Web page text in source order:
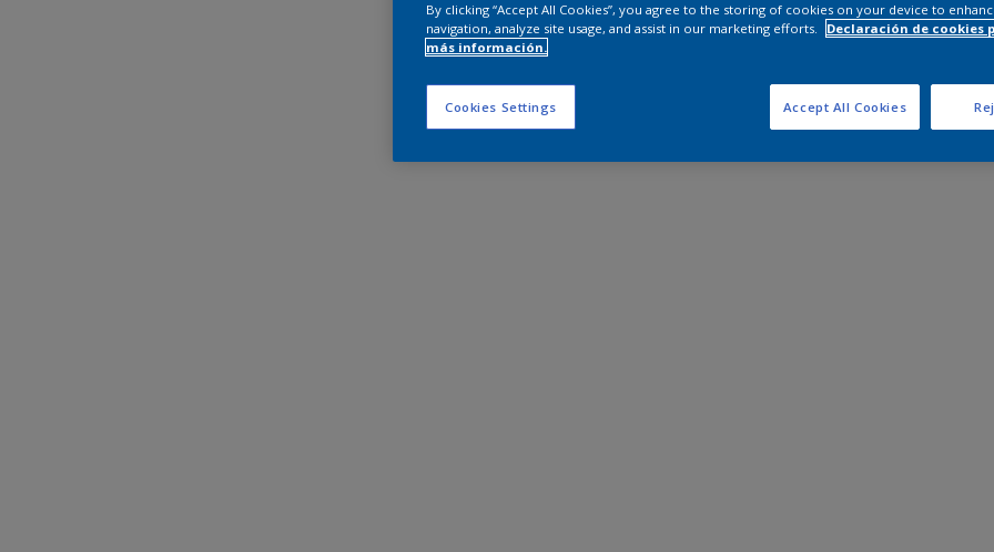
By clicking “Accept All Cookies”, you agree to the storing of cookies on your device to
navigation, analyze site usage, and assist in our marketing efforts.
Declaración de cookies
más información.
Cookies Settings Accept All Cookies